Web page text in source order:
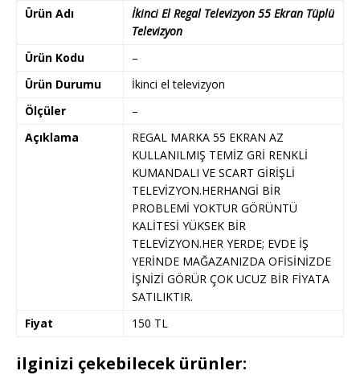
Ürün Adı
İkinci El Regal Televizyon 55 Ekran Tüplü
Televizyon
Ürün Kodu
–
Ürün Durumu
İkinci el televizyon
Ölçüler
–
Açıklama
REGAL MARKA 55 EKRAN AZ
KULLANILMIŞ TEMİZ GRİ RENKLİ
KUMANDALI VE SCART GİRİŞLİ
TELEVİZYON.HERHANGİ BİR
PROBLEMİ YOKTUR GÖRÜNTÜ
KALİTESİ YÜKSEK BİR
TELEVİZYON.HER YERDE; EVDE İŞ
YERİNDE MAĞAZANIZDA OFİSİNİZDE
İŞNİZİ GÖRÜR ÇOK UCUZ BİR FİYATA
SATILIKTIR.
Fiyat
150 TL
ilginizi çekebilecek ürünler: